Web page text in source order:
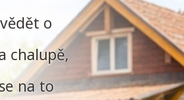
o
chalupě,
na to